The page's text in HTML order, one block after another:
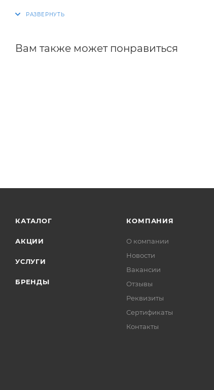
Вам также может понравиться
КАТАЛОГ
АКЦИИ
УСЛУГИ
БРЕНДЫ
КОМПАНИЯ
О компании
Новости
Вакансии
Отзывы
Реквизиты
Сертификаты
Контакты